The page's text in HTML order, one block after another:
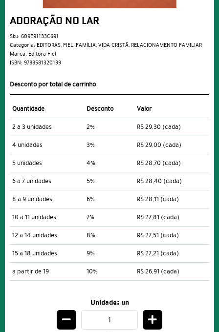
ADORAÇÃO NO LAR
Sku: 609E91133C691
Categoria: EDITORAS, FIEL, FAMÍLIA,VIDA CRISTÃ, RELACIONAMENTO FAMILIAR
Marca: Editora Fiel
ISBN: 9788581320199
Desconto por total de carrinho
Quantidade Desconto
Valor
2 a 3 unidades
2% R$ 29,30 (cada)
4 unidades
3% R$ 29,00 (cada)
5 unidades
4% R$ 28,70 (cada)
6 a 7 unidades
5% R$ 28,40 (cada)
8 a 9 unidades
6% R$ 28,11 (cada)
10 a 11 unidades
7% R$ 27,81 (cada)
12 a 14 unidades
8% R$ 27,51 (cada)
15 a 18 unidades
9% R$ 27,21 (cada)
a partir de 19
10% R$ 26,91 (cada)
Unidade: un